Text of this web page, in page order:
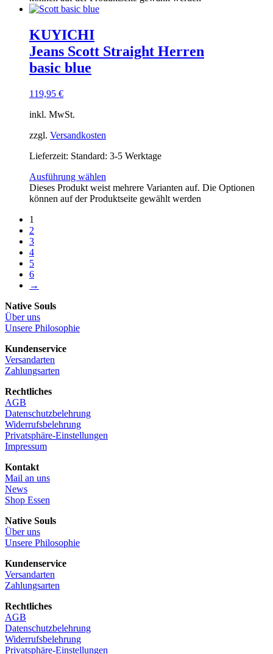
KUYICHI
Jeans Scott Straight Herren
basic blue
119,95 €
inkl. MwSt.
zzgl. Versandkosten
Lieferzeit: Standard: 3-5 Werktage
Ausführung wählen
Dieses Produkt weist mehrere Varianten auf. Die Optionen
können auf der Produktseite gewählt werden
1
2
3
4
5
6
→
Native Souls
Über uns
Unsere Philosophie
Kundenservice
Versandarten
Zahlungsarten
Rechtliches
AGB
Datenschutzbelehrung
Widerrufsbelehrung
Privatsphäre-Einstellungen
Impressum
Kontakt
Mail an uns
News
Shop Essen
Native Souls
Über uns
Unsere Philosophie
Kundenservice
Versandarten
Zahlungsarten
Rechtliches
AGB
Datenschutzbelehrung
Widerrufsbelehrung
Privatsphäre-Einstellungen